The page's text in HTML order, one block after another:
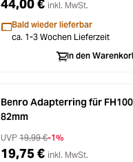
44,00 € inkl. MwSt.
Bald wieder lieferbar
ca. 1-3 Wochen Lieferzeit
In den
Benro Adapterring für
82mm
UVP 19,99 €-1%
19,75 € inkl. MwSt.